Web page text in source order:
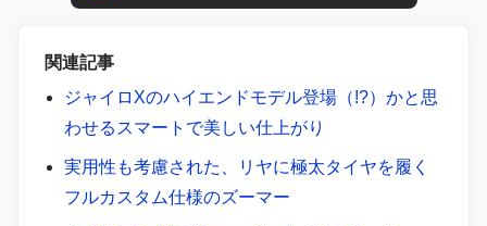
関連記事
ジャイロXのハイエンドモデル登場（!?）かと思
わせるスマートで美しい仕上がり
実用性も考慮された、リヤに極太タイヤを履く
フルカスタム仕様のズーマー